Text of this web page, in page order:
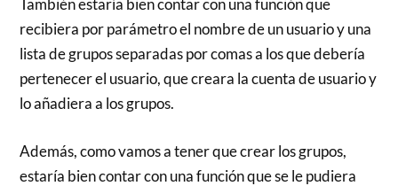
También estaría bien contar con una función que
recibiera por parámetro el nombre de un usuario y una
lista de grupos separadas por comas a los que debería
pertenecer el usuario, que creara la cuenta de usuario y
lo añadiera a los grupos.
Además, como vamos a tener que crear los grupos,
estaría bien contar con una función que se le pudiera